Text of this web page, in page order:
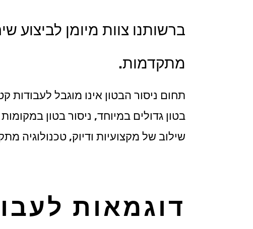
ברשותנו צוות מיומן לביצוע
מתקדמות.
תחום ניסור הבטון אינו מוגבל לעבודות
בטון גדולים במיוחד, ניסור בטון
שילוב של מקצועיות ודיוק, טכנולוגיה
דוגמאות